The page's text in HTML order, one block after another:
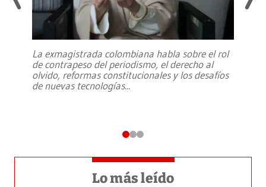
La exmagistrada colombiana habla sobre el rol
de contrapeso del periodismo, el derecho al
olvido, reformas constitucionales y los desafíos
de nuevas tecnologías...
Lo más leído